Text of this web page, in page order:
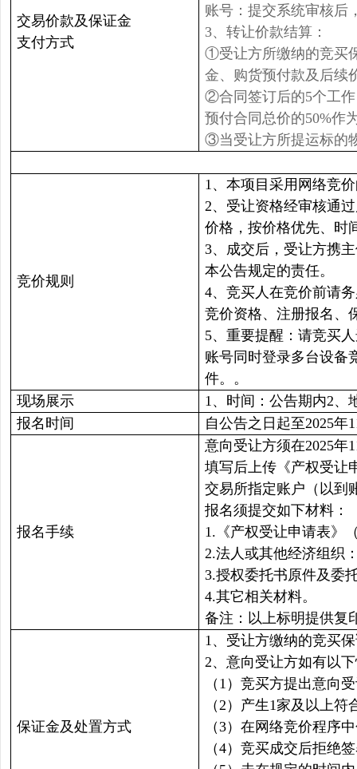
交易价款及保证金
支付方式
账号：提交系统审核后
3、转让价款结算：
①受让方所缴纳的竞买
金、购货预付款及后续
②合同签订后的5个工作
预付合同总价的50%作
③当受让方所提运标的
竞价规则
1、本项目采用网络竞
2、受让资格经审核通
价格，按价格优先、时
3、成交后，受让方携
本公告规定的责任。
4、竞买人在竞价前请
竞价资格、注册报名、
5、重要提醒：请竞买
账号同时登录多台设备
件。。
现场展示
1、时间：公告期内2、
报名时间
自公告之日起至2025年
报名手续
意向受让方须在2025年
填写后上传《产权受让
交易所指定账户（以到
报名须提交如下材料：
1.《产权受让申请表》
2.法人或其他经济组织
3.授权委托书原件及委
4.其它相关材料。
备注：以上标明提供复
保证金及处置方式
1、受让方缴纳的竞买
2、意向受让方如有以
（1）竞买方提出意向
（2）产生1家及以上
（3）在网络竞价程序
（4）竞买成交后拒绝